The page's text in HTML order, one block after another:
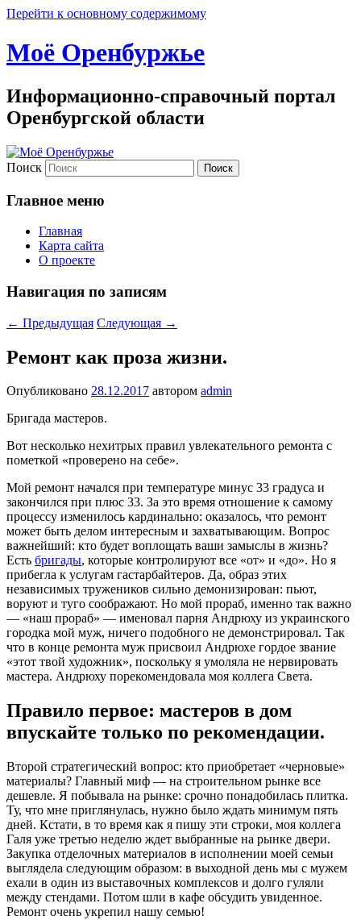
Перейти к основному содержимому
Моё Оренбуржье
Информационно-справочный портал
Оренбургской области
Поиск
Главное меню
Главная
Карта сайта
О проекте
Навигация по записям
← Предыдущая Следующая →
Ремонт как проза жизни.
Опубликовано 28.12.2017 автором admin
Бригада мастеров.
Вот несколько нехитрых правил увлекательного ремонта с
пометкой «проверено на себе».
Мой ремонт начался при температуре минус 33 градуса и
закончился при плюс 33. За это время отношение к самому
процессу изменилось кардинально: оказалось, что ремонт
может быть делом интересным и захватывающим. Вопрос
важнейший: кто будет воплощать ваши замыслы в жизнь?
Есть бригады, которые контролируют все «от» и «до». Но я
прибегла к услугам гастарбайтеров. Да, образ этих
независимых тружеников сильно демонизирован: пьют,
воруют и туго соображают. Но мой прораб, именно так важно
— «наш прораб» — именовал парня Андрюху из украинского
городка мой муж, ничего подобного не демонстрировал. Так
что в конце ремонта муж присвоил Андрюхе гордое звание
«этот твой художник», поскольку я умоляла не нервировать
мастера. Андрюху порекомендовала моя коллега Света.
Правило первое: мастеров в дом
впускайте только по рекомендации.
Второй стратегический вопрос: кто приобретает «черновые»
материалы? Главный миф — на строительном рынке все
дешевле. Я побывала на рынке: срочно понадобилась плитка.
Ту, что мне приглянулась, нужно было ждать минимум пять
дней. Кстати, в то время как я пишу эти строки, моя коллега
Галя уже третью неделю ждет выбранные на рынке двери.
Закупка отделочных материалов в исполнении моей семьи
выглядела следующим образом: в выходной день мы с мужем
ехали в один из выставочных комплексов и долго гуляли
между стендами. Потом шли в кафе обсудить увиденное.
Ремонт очень укрепил нашу семью!